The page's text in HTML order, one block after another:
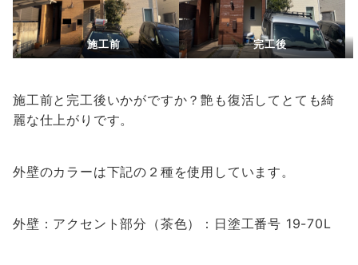
施工前 完工後
施工前と完工後いかがですか？艶も復活してとても綺
麗な仕上がりです。
外壁のカラーは下記の２種を使用しています。
外壁：アクセント部分（茶色）：日塗工番号 19-70L